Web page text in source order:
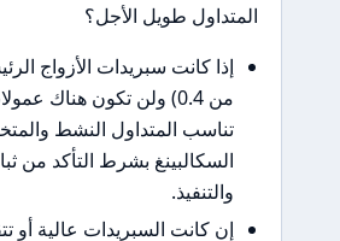
طويل الأجل؟
كانت سبريدات الأزواج الرئيسة ضيقة (مثلاً
من 0.4) ولن تكون هناك عمولات إضافية، فقد
المتداول النشط والمتخصص في
بشرط التأكد من ثبات السيولة
كانت السبريدات عالية أو تتقلب تبعاً